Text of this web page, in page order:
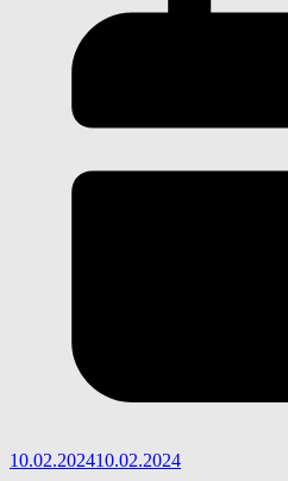
10.02.202410.02.2024